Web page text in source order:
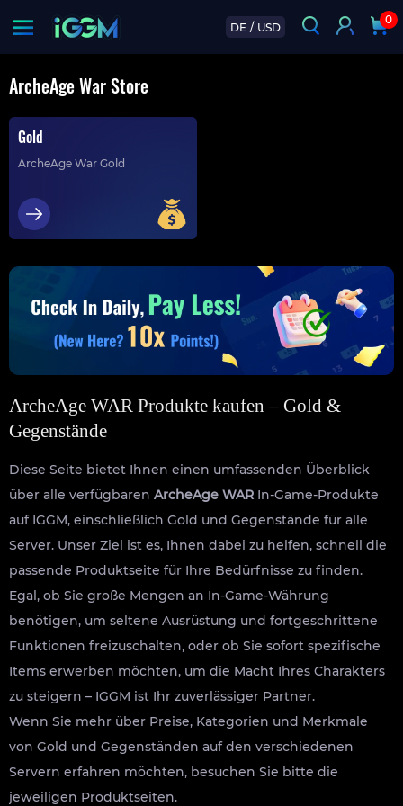
DE / USD
0
ArcheAge War Store
Gold
ArcheAge War Gold
ArcheAge WAR Produkte kaufen – Gold &
Gegenstände
Diese Seite bietet Ihnen einen umfassenden Überblick
über alle verfügbaren ArcheAge WAR In-Game-Produkte
auf IGGM, einschließlich Gold und Gegenstände für alle
Server. Unser Ziel ist es, Ihnen dabei zu helfen, schnell die
passende Produktseite für Ihre Bedürfnisse zu finden.
Egal, ob Sie große Mengen an In-Game-Währung
benötigen, um seltene Ausrüstung und fortgeschrittene
Funktionen freizuschalten, oder ob Sie sofort spezifische
Items erwerben möchten, um die Macht Ihres Charakters
zu steigern – IGGM ist Ihr zuverlässiger Partner.
Wenn Sie mehr über Preise, Kategorien und Merkmale
von Gold und Gegenständen auf den verschiedenen
Servern erfahren möchten, besuchen Sie bitte die
jeweiligen Produktseiten.